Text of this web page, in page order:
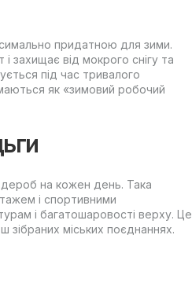
придатною для зими.
захищає від мокрого снігу та
під час тривалого
як «зимовий робочий
на кожен день. Така
і спортивними
і багатошаровості верху. Це
зібраних міських поєднаннях.